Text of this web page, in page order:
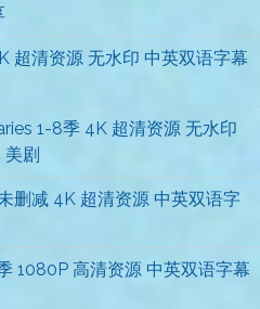
超清资源 无水印 中英双语字幕
1-8季 4K 超清资源 无水印
美剧
删减 4K 超清资源 中英双语字
1080P 高清资源 中英双语字幕